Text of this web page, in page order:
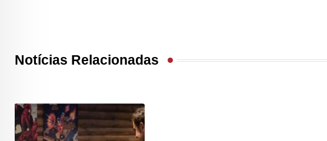
Notícias Relacionadas